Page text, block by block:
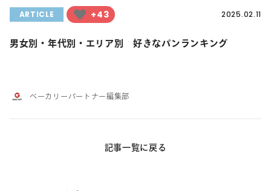
ARTICLE +43 2025.02.11
男女別・年代別・エリア別 好きなパンランキング
ベーカリーパートナー編集部
記事一覧に戻る